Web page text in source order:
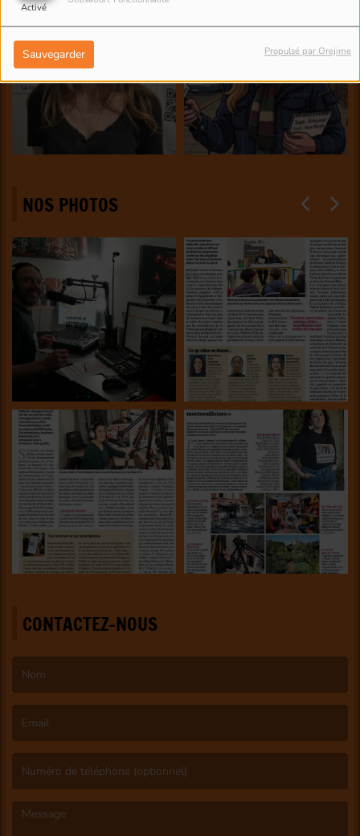
Activé
Sauvegarder Propulsé par Orejime
NOS PHOTOS
CONTACTEZ-NOUS